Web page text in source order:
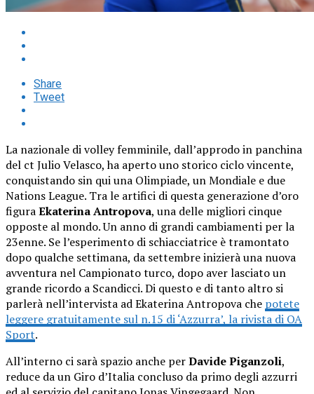
Share
Tweet
La nazionale di volley femminile, dall’approdo in panchina
del ct Julio Velasco, ha aperto uno storico ciclo vincente,
conquistando sin qui una Olimpiade, un Mondiale e due
Nations League. Tra le artifici di questa generazione d’oro
figuraEkaterina Antropova, una delle migliori cinque
opposte al mondo. Un anno di grandi cambiamenti per la
23enne. Se l’esperimento di schiacciatrice è tramontato
dopo qualche settimana, da settembre inizierà una nuova
avventura nel Campionato turco, dopo aver lasciato un
grande ricordo a Scandicci. Di questo e di tanto altro si
parlerà nell’intervista ad Ekaterina Antropova che potete
leggere gratuitamente sul n.15 di ‘Azzurra’, la rivista di OA
Sport.
All’interno ci sarà spazio anche perDavide Piganzoli,
reduce da un Giro d’Italia concluso da primo degli azzurri